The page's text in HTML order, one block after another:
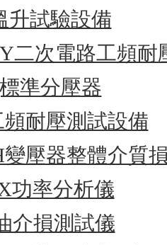
升試驗設備
二次電路工頻耐
準分壓器
耐壓測試設備
變壓器整體介質
功率分析儀
介損測試儀